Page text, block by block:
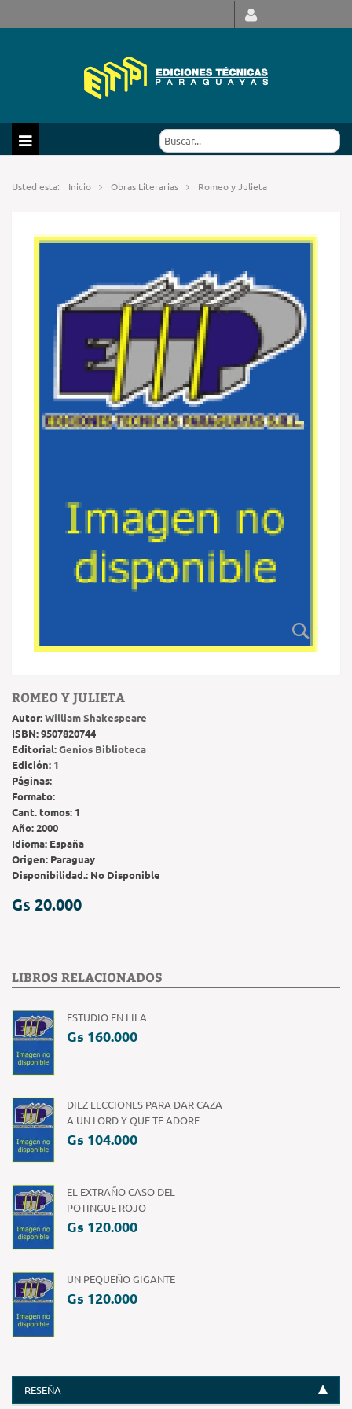
Usted esta: Inicio Obras Literarias Romeo y Julieta
ROMEO Y JULIETA
Autor:William Shakespeare
ISBN:9507820744
Editorial:Genios Biblioteca
Edición: 1
Páginas:
Formato:
Cant. tomos: 1
Año:2000
Idioma: España
Origen: Paraguay
Disponibilidad.: No Disponible
Gs 20.000
LIBROS RELACIONADOS
ESTUDIO EN LILA
Gs 160.000
DIEZ LECCIONES PARA DAR CAZA
A UN LORD Y QUE TE ADORE
Gs 104.000
EL EXTRAÑO CASO DEL
POTINGUE ROJO
Gs 120.000
UN PEQUEÑO GIGANTE
Gs 120.000
RESEÑA